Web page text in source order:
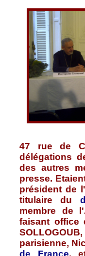
47 rue de
délégations
desautres
presse.
président de
titulaire du
membre de
faisant office
SOLLOGOUB,
parisienne,
de France,